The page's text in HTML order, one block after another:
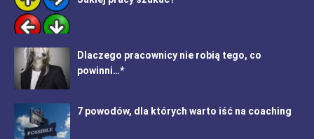
Dlaczego pracownicy nie robią tego, co
powinni…*
7 powodów, dla których warto iść na coaching